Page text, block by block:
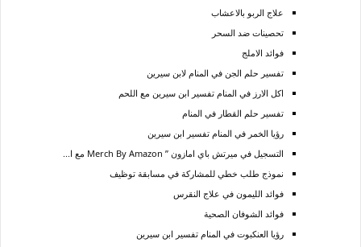
علاج الربو بالاعشاب
تحصينات ضد السحر
فوائد الاملج
تفسير حلم الجن في المنام لابن سيرين
اكل الارز في المنام تفسير ابن سيرين مع اللحم
تفسير حلم القطار في المنام
رؤيا الخمر في المنام تفسير ابن سيرين
التسجيل في ميرتش باي امازون ” Merch By Amazon مع ا...
نموذج طلب خطي للمشاركة في مسابقة توظيف
فوائد الليمون في علاج النقرس
فوائد الشوفان الصحية
رؤيا العنكبوت في المنام تفسير ابن سيرين